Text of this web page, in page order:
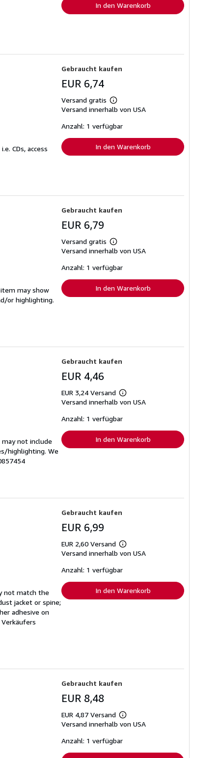
In den Warenkorb
CDs, access
Gebraucht kaufen
EUR 6,74
Versand gratis
Weitere
Informationen
Versandkosten
Versand innerhalb von USA
Anzahl: 1 verfügbar
In den Warenkorb
may show
or highlighting.
Gebraucht kaufen
EUR 6,79
Versand gratis
Weitere
Informationen
Versandkosten
Versand innerhalb von USA
Anzahl: 1 verfügbar
In den Warenkorb
may not include
highlighting. We
Gebraucht kaufen
EUR 4,46
EUR 3,24 Versand
Weitere
Informationen
Versandkosten
Versand innerhalb von USA
Anzahl: 1 verfügbar
In den Warenkorb
not match the
jacket or spine;
adhesive on
Gebraucht kaufen
EUR 6,99
EUR 2,60 Versand
Weitere
Informationen
Versandkosten
Versand innerhalb von USA
Anzahl: 1 verfügbar
In den Warenkorb
Gebraucht kaufen
EUR 8,48
EUR 4,87 Versand
Weitere
Informationen
Versandkosten
Versand innerhalb von USA
Anzahl: 1 verfügbar